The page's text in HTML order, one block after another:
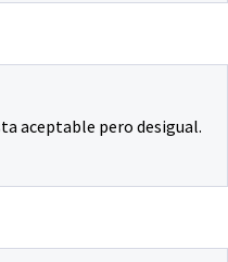
aceptable pero desigual.